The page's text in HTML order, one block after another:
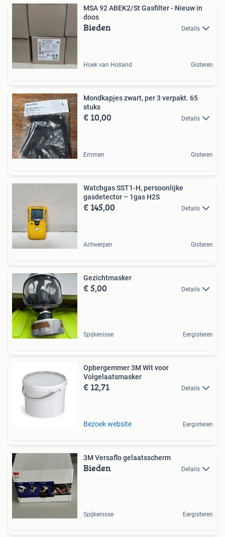
MSA 92 ABEK2/St Gasfilter - Nieuw in
doos
Bieden Details
Hoek van Holland Gisteren
Mondkapjes zwart, per 3 verpakt. 65
stuks
€ 10,00 Details
Emmen Gisteren
Watchgas SST1-H, persoonlijke
gasdetector – 1gas H2S
€ 145,00 Details
Antwerpen Gisteren
Gezichtmasker
€ 5,00 Details
Spijkenisse Eergisteren
Opbergemmer 3M Wit voor
Volgelaatsmasker
€ 12,71 Details
Bezoek website Eergisteren
3M Versaflo gelaatsscherm
Bieden Details
Spijkenisse Eergisteren